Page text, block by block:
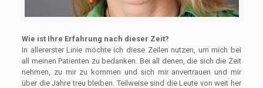
Wie ist Ihre Erfahrung nach dieser Zeit?
In allererster Linie möchte ich diese Zeilen nutzen, um mich bei
all meinen Patienten zu bedanken. Bei all denen, die sich die Zeit
nehmen, zu mir zu kommen und sich mir anvertrauen und mir
über die Jahre treu bleiben. Teilweise sind die Leute von weit her